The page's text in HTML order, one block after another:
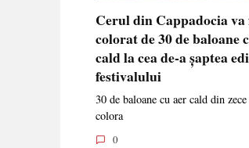
Cerul din Cappadocia
colorat de 30 de baloane
cald la cea de-a șaptea
festivalului
30 de baloane cu aer cald din
colora
0